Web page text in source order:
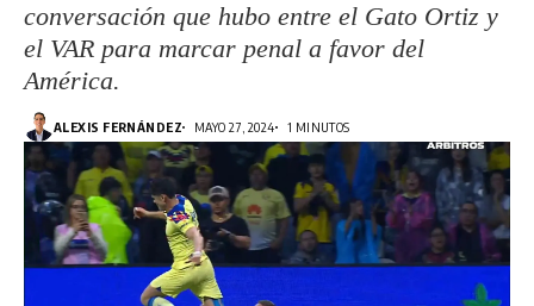
conversación que hubo entre el Gato Ortiz y
el VAR para marcar penal a favor del
América.
ALEXIS FERNÁNDEZ MAYO 27, 2024 1 MINUTOS